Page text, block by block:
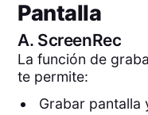
Pantalla
A. ScreenRec
La función de
te permite:
Grabar pantalla